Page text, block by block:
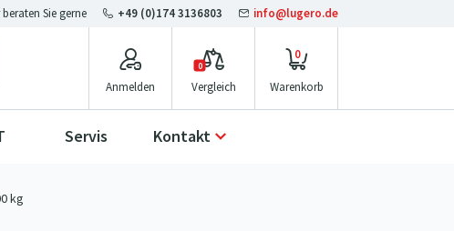
Anmelden Vergleich
0
0
Kontakt
Servis
+49 (0)174 3136803 info@lugero.de
kg